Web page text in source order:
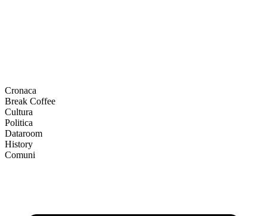
Cronaca
Break Coffee
Cultura
Politica
Dataroom
History
Comuni